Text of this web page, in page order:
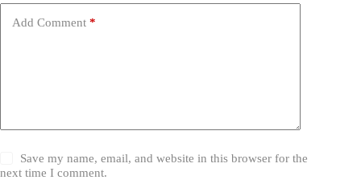
Add Comment *
Save my name, email, and website in this browser for the
next time I comment.